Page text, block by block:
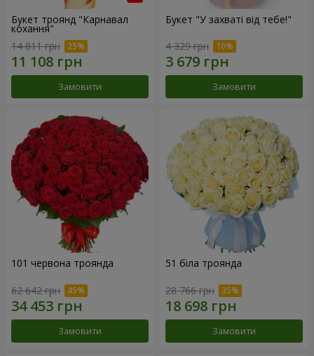
Букет троянд "Карнавал
кохання"
14 811 грн
Замовити
Букет "У захваті від тебе!"
4 329 грн
Замовити
101 червона троянда
62 642 грн
Замовити
51 біла троянда
28 766 грн
Замовити